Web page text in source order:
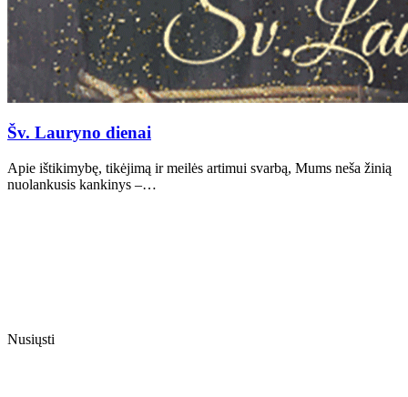
Šv. Lauryno dienai
Apie ištikimybę, tikėjimą ir meilės artimui svarbą, Mums neša žinią
nuolankusis kankinys –…
Nusiųsti